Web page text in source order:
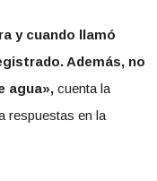
y cuando llamó
Además, no
agua», cuenta la
respuestas en la